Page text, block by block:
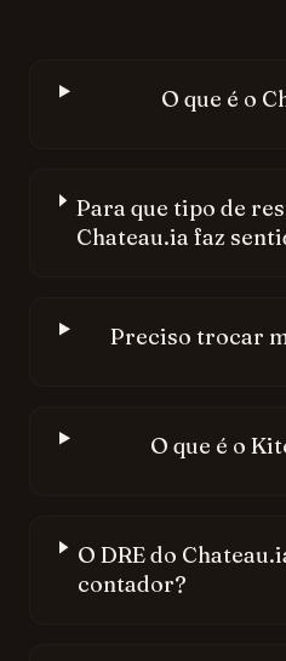
O que é o
Para que tipo de
Chateau.ia faz
Preciso trocar
O que é o
O DRE do
contador?